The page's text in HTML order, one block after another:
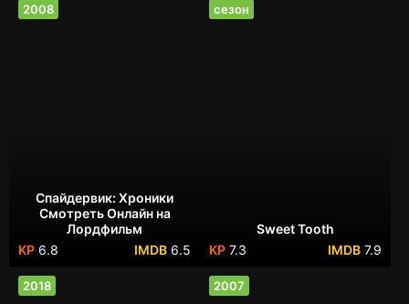
Спайдервик: Хроники
Смотреть Онлайн на
Лордфильм
6.8
6.5
2008
Sweet Tooth
7.3
7.9
сезон
2018 2007